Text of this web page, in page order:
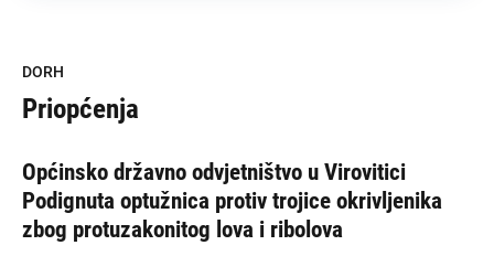
DORH
Priopćenja
Općinsko državno odvjetništvo u Virovitici
Podignuta optužnica protiv trojice okrivljenika
zbog protuzakonitog lova i ribolova